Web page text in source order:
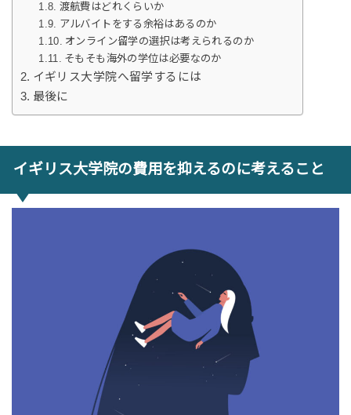
渡航費はどれくらいか
アルバイトをする余裕はあるのか
オンライン留学の選択は考えられるのか
そもそも海外の学位は必要なのか
イギリス大学院へ留学するには
最後に
イギリス大学院の費用を抑えるのに考えること